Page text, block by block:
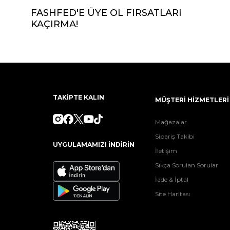
FASHFED'E ÜYE OL FIRSATLARI
KAÇIRMA!
TAKİPTE KALIN
UYGULAMAMIZI İNDİRİN
MÜŞTERİ HİZMETLERİ
Mağazalar
Sipariş Takibi
İletişim
Sıkça Sorulan Sorular
İade & İptal
Site Haritası